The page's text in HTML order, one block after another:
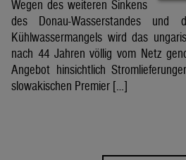
Wegen des weiteren Sinkens
des Donau-Wasserstandes und
Kühlwassermangels wird das
nach 44 Jahren völlig vom Netz
Angebot hinsichtlich
slowakischen Premier […]